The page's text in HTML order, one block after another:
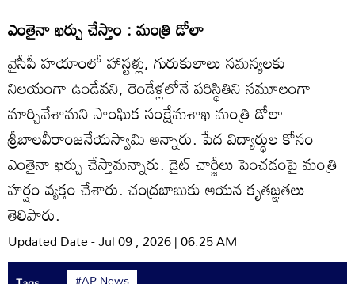
ఎంతైనా ఖర్చు చేస్తాం : మంత్రి డోలా
వైసీపీ హయాంలో హాస్టళ్లు, గురుకులాలు సమస్యలకు
నిలయంగా ఉండేవని, రెండేళ్లలోనే పరిస్థితిని సమూలంగా
మార్చివేశామని సాంఘిక సంక్షేమశాఖ మంత్రి డోలా
శ్రీబాలవీరాంజనేయస్వామి అన్నారు. పేద విద్యార్థుల కోసం
ఎంతైనా ఖర్చు చేస్తామన్నారు. డైట్‌ చార్జీలు పెంచడంపై మంత్రి
హర్షం వ్యక్తం చేశారు. చంద్రబాబుకు ఆయన కృతజ్ఞతలు
తెలిపారు.
Updated Date - Jul 09 , 2026 | 06:25 AM